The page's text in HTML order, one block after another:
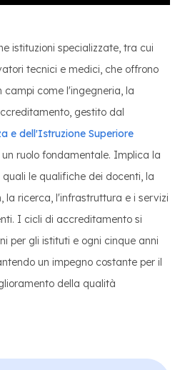
istituzioni specializzate, tra cui
tecnici e medici, che offrono
campi come l'ingegneria, la
gestito dal
e dell'Istruzione Superiore
ruolo fondamentale. Implica la
le qualifiche dei docenti, la
la ricerca, l'infrastruttura e i servizi
I cicli di accreditamento si
per gli istituti e ogni cinque anni
un impegno costante per il
della qualità